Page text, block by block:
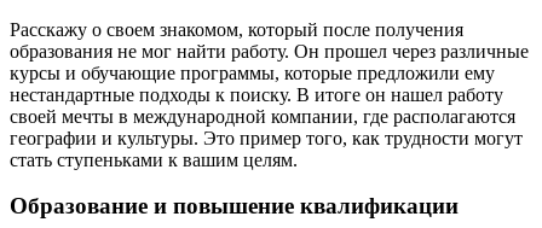
Расскажу о своем знакомом, который после получения
образования не мог найти работу. Он прошел через различные
курсы и обучающие программы, которые предложили ему
нестандартные подходы к поиску. В итоге он нашел работу
своей мечты в международной компании, где располагаются
географии и культуры. Это пример того, как трудности могут
стать ступеньками к вашим целям.
Образование и повышение квалификации